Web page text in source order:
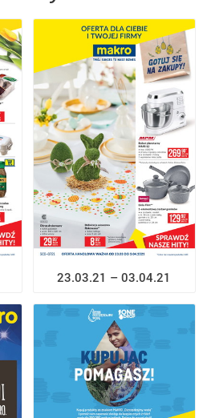
23.03.21 – 03.04.21